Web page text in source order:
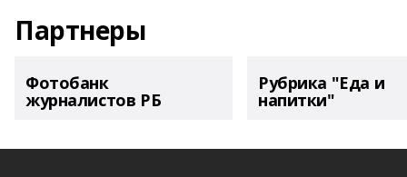
Партнеры
Фотобанк
журналистов РБ
Рубрика "Еда и
напитки"